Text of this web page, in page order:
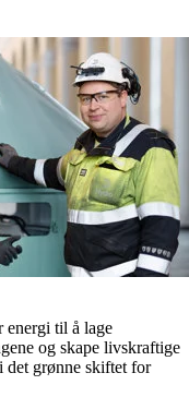
energi til å lage
og skape livskraftige
det grønne skiftet for